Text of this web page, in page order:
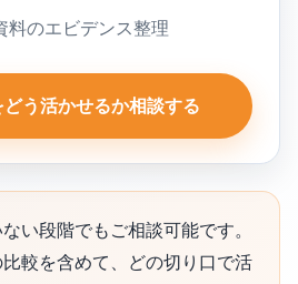
料のエビデンス整理
どう活かせるか相談する
い段階でもご相談可能です。
較を含めて、どの切り口で活